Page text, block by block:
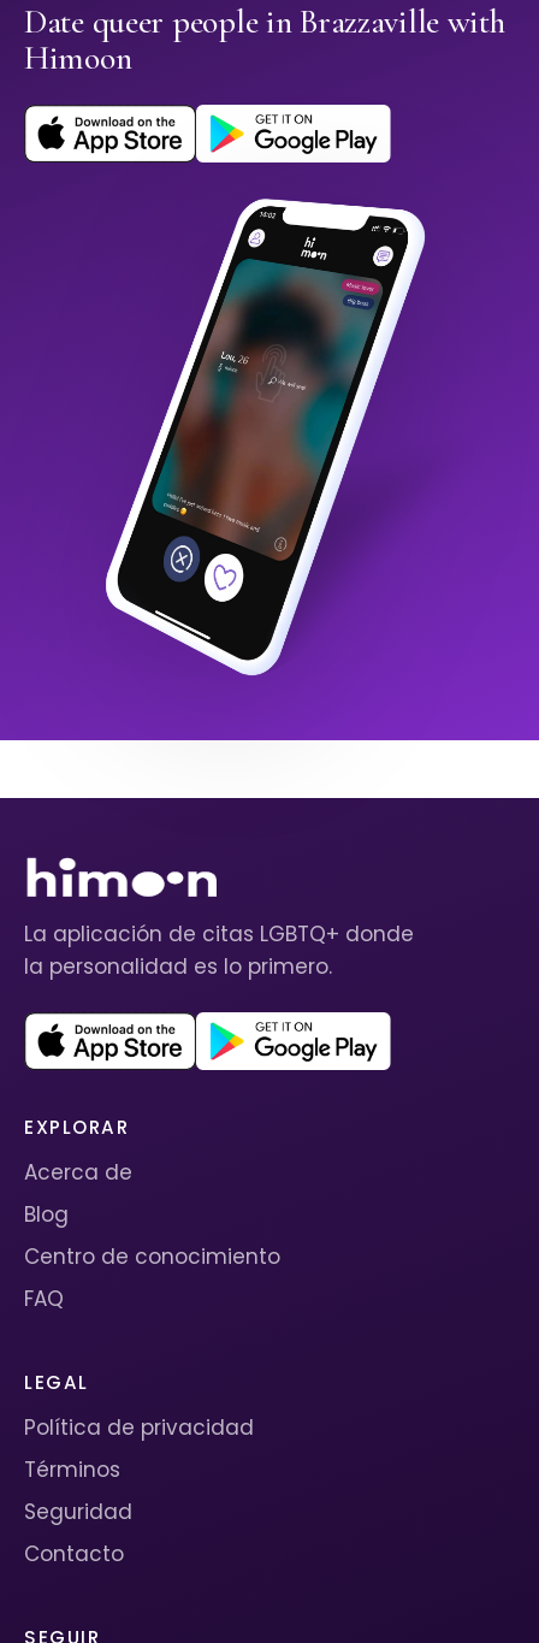
Date queer people in Brazzaville with
Himoon
La aplicación de citas LGBTQ+ donde
la personalidad es lo primero.
EXPLORAR
Acerca de
Blog
Centro de conocimiento
FAQ
LEGAL
Política de privacidad
Términos
Seguridad
Contacto